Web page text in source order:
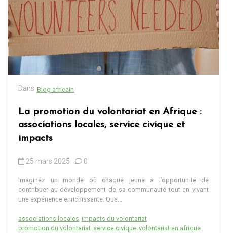
Dans Blog africain
La promotion du volontariat en Afrique :
associations locales, service civique et
impacts
25 mars 2025 0
Imaginez un monde où chaque jeune a l’opportunité de
contribuer au développement de sa communauté tout en vivant
une expérience enrichissante. Que...
associations locales impacts du volontariat
promotion du volontariat service civique volontariat en afrique